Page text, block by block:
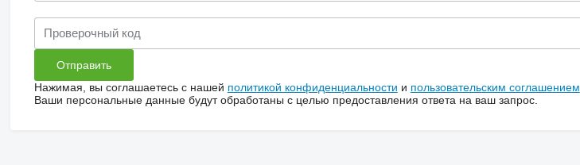
Нажимая, вы соглашаетесь с нашей политикой конфиденциальности и пользовательским соглашением
Ваши персональные данные будут обработаны с целью предоставления ответа на ваш запрос.